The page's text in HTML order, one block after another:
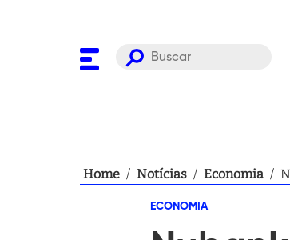
Home / Notícias / Economia /
ECONOMIA